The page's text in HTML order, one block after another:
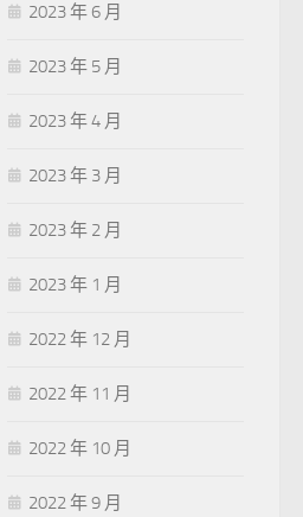
2023 年 6 月
2023 年 5 月
2023 年 4 月
2023 年 3 月
2023 年 2 月
2023 年 1 月
2022 年 12 月
2022 年 11 月
2022 年 10 月
2022 年 9 月